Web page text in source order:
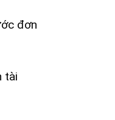
đơn
tài